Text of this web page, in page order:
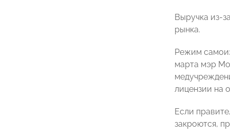
Выручка из-
рынка.
Режим
марта мэр
лицензии на
Если
закроются,